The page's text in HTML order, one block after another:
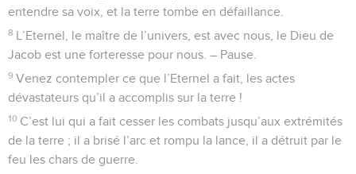
entendre sa voix, et la terre tombe en défaillance.
8 L’Eternel, le maître de l’univers, est avec nous, le Dieu de
Jacob est une forteresse pour nous. – Pause.
9 Venez contempler ce que l’Eternel a fait, les actes
dévastateurs qu’il a accomplis sur la terre !
10 C’est lui qui a fait cesser les combats jusqu’aux extrémités
de la terre ; il a brisé l’arc et rompu la lance, il a détruit par le
feu les chars de guerre.